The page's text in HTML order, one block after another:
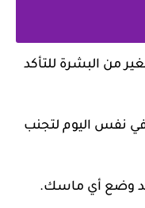
من البشرة للتأكد
نفس اليوم لتجنب
وضع أي ماسك.